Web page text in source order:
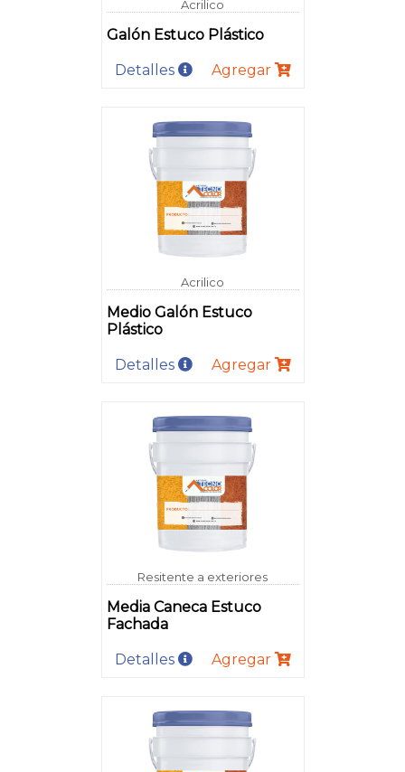
Acrilico
Galón Estuco Plástico
Detalles Agregar
Acrilico
Medio Galón Estuco
Plástico
Detalles Agregar
Resitente a exteriores
Media Caneca Estuco
Fachada
Detalles Agregar